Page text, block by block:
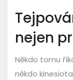
nejen
Někdo tomu
někdo